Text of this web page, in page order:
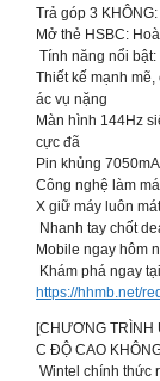
Trả góp 3
Mở thẻ HSBC:
Tính năng nổi bật:
Thiết kế mạnh
ác vụ nặng
Màn hình 144Hz
cực đã
Pin khủng
Công nghệ làm
X giữ máy luôn
Nhanh tay chốt
Mobile ngay hôm
Khám phá ngay
https://hhmb.net/
[CHƯƠNG TRÌNH
C ĐỘ CAO
Wintel chính thức